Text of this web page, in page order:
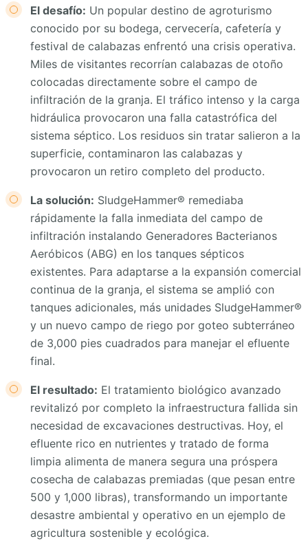
El desafío: Un popular destino de agroturismo
conocido por su bodega, cervecería, cafetería y
festival de calabazas enfrentó una crisis operativa.
Miles de visitantes recorrían calabazas de otoño
colocadas directamente sobre el campo de
infiltración de la granja. El tráfico intenso y la carga
hidráulica provocaron una falla catastrófica del
sistema séptico. Los residuos sin tratar salieron a la
superficie, contaminaron las calabazas y
provocaron un retiro completo del producto.
La solución: SludgeHammer® remediaba
rápidamente la falla inmediata del campo de
infiltración instalando Generadores Bacterianos
Aeróbicos (ABG) en los tanques sépticos
existentes. Para adaptarse a la expansión comercial
continua de la granja, el sistema se amplió con
tanques adicionales, más unidades SludgeHammer®
y un nuevo campo de riego por goteo subterráneo
de 3,000 pies cuadrados para manejar el efluente
final.
El resultado: El tratamiento biológico avanzado
revitalizó por completo la infraestructura fallida sin
necesidad de excavaciones destructivas. Hoy, el
efluente rico en nutrientes y tratado de forma
limpia alimenta de manera segura una próspera
cosecha de calabazas premiadas (que pesan entre
500 y 1,000 libras), transformando un importante
desastre ambiental y operativo en un ejemplo de
agricultura sostenible y ecológica.